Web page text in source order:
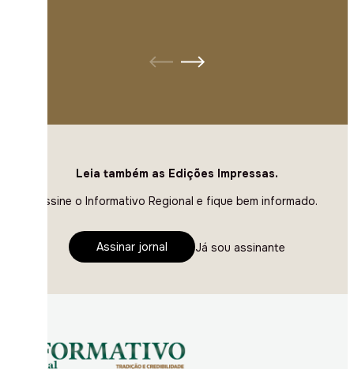
Leia também as Edições Impressas.
Assine o Informativo Regional e fique bem informado.
Assinar jornal Já sou assinante